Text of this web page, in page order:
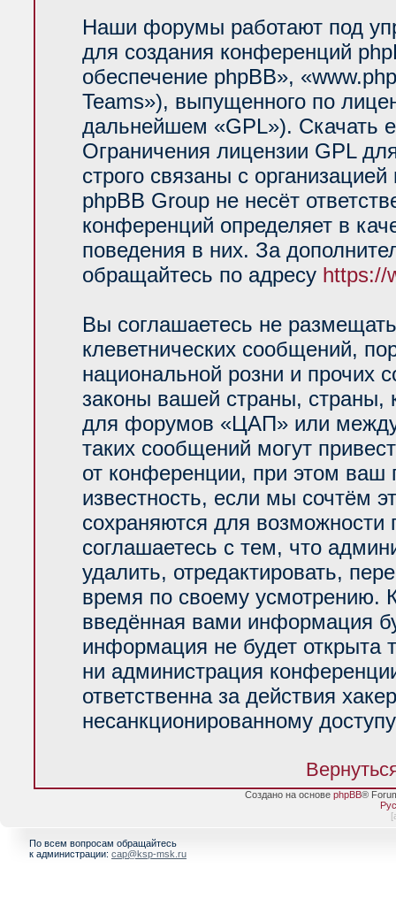
Наши форумы работают под
для создания конференций
обеспечение phpBB»,
Teams»), выпущенного по
дальнейшем «GPL»). Скачать
Ограничения лицензии GPL
строго связаны с
phpBB Group не несёт
конференций определяет в
поведения в них. За
обращайтесь по адресу https://
Вы соглашаетесь не
клеветнических сообщений,
национальной розни и прочих
законы вашей страны, страны,
для форумов «ЦАП» или
таких сообщений могут
от конференции, при этом ваш
известность, если мы сочтём
сохраняются для возможности
соглашаетесь с тем, что
удалить, отредактировать,
время по своему усмотрению.
введённая вами информация
информация не будет открыта
ни администрация
ответственна за действия
несанкционированному
Создано на основе phpBB®
[
По всем вопросам обращайтесь
к администрации: cap@ksp-msk.ru